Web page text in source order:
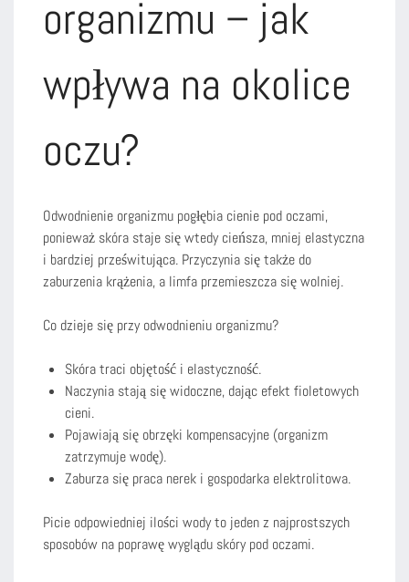
organizmu – jak
wpływa na okolice
oczu?
Odwodnienie organizmu pogłębia cienie pod oczami,
ponieważ skóra staje się wtedy cieńsza, mniej elastyczna
i bardziej prześwitująca. Przyczynia się także do
zaburzenia krążenia, a limfa przemieszcza się wolniej.
Co dzieje się przy odwodnieniu organizmu?
Skóra traci objętość i elastyczność.
Naczynia stają się widoczne, dając efekt fioletowych
cieni.
Pojawiają się obrzęki kompensacyjne (organizm
zatrzymuje wodę).
Zaburza się praca nerek i gospodarka elektrolitowa.
Picie odpowiedniej ilości wody to jeden z najprostszych
sposobów na poprawę wyglądu skóry pod oczami.